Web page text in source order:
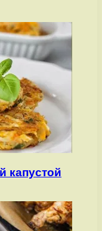
капустой